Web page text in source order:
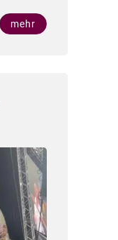
mehr